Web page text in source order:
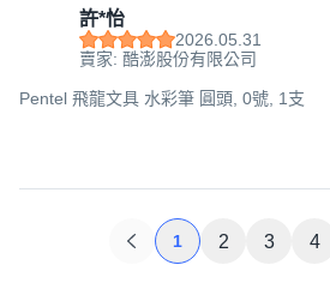
許*怡
2026.05.31
賣家: 酷澎股份有限公司
Pentel 飛龍文具 水彩筆 圓頭, 0號, 1支
1 2 3 4